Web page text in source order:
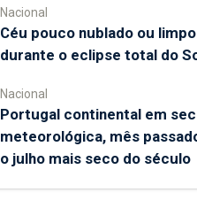
Nacional
Céu pouco nublado ou limpo
durante o eclipse total do
Nacional
Portugal continental em
meteorológica, mês
o julho mais seco do século